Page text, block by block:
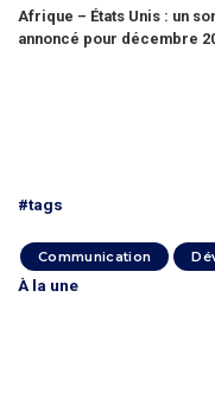
Afrique – États Unis : un
annoncé pour décembre
#tags
Communication
À la une